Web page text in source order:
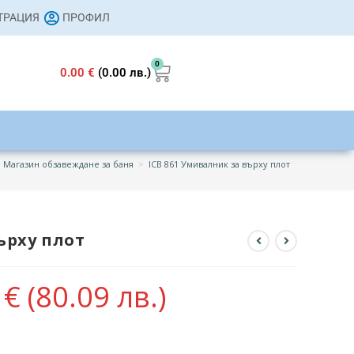
ПРОФИЛ
0.00€ (0.00 лв.)
0
Магазин обзавеждане за баня > ICB 861 Умивалник за върху плот
плот
€ (80.09 лв.)